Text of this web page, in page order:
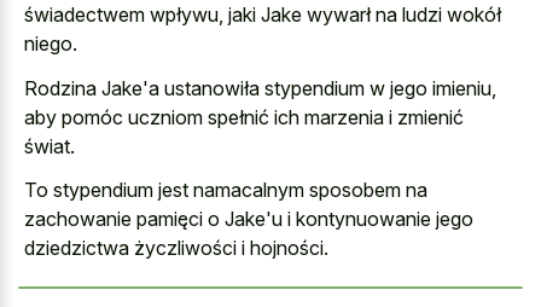
świadectwem wpływu, jaki Jake wywarł na ludzi wokół
niego.
Rodzina Jake'a ustanowiła stypendium w jego imieniu,
aby pomóc uczniom spełnić ich marzenia i zmienić
świat.
To stypendium jest namacalnym sposobem na
zachowanie pamięci o Jake'u i kontynuowanie jego
dziedzictwa życzliwości i hojności.